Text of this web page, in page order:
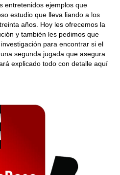
entretenidos ejemplos que
estudio que lleva liando a los
años. Hoy les ofrecemos la
y también les pedimos que
para encontrar si el
segunda jugada que asegura
explicado todo con detalle aquí